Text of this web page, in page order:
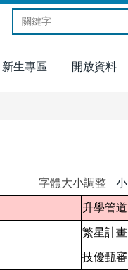
新生專區 開放資料
字體大小調整 小
升學管道
繁星計畫
技優甄審